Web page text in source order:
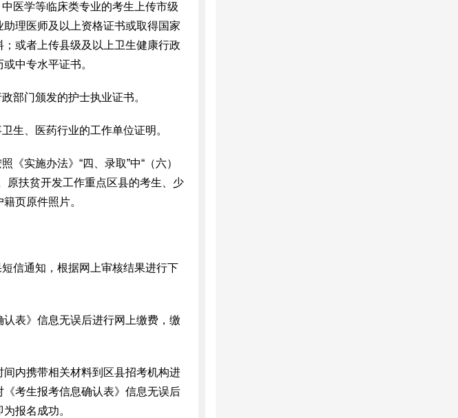
医学等临床类专业的考生上传市级
理医师及以上资格证书或取得国家
或者上传县级及以上卫生健康行政
中专水平证书。
部门颁发的护士执业证书。
生、医药行业的工作单位证明。
实施办法》“四、录取”中“（六）
原扶贫开发工作重点区县的考生、少
页原件照片。
信通知，根据网上审核结果进行下
表》信息无误后进行网上缴费，缴
内携带相关材料到区县招考机构进
考生报考信息确认表》信息无误后
报名成功。